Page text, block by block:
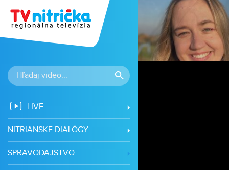
LIVE
NITRIANSKE DIALÓGY
SPRAVODAJSTVO